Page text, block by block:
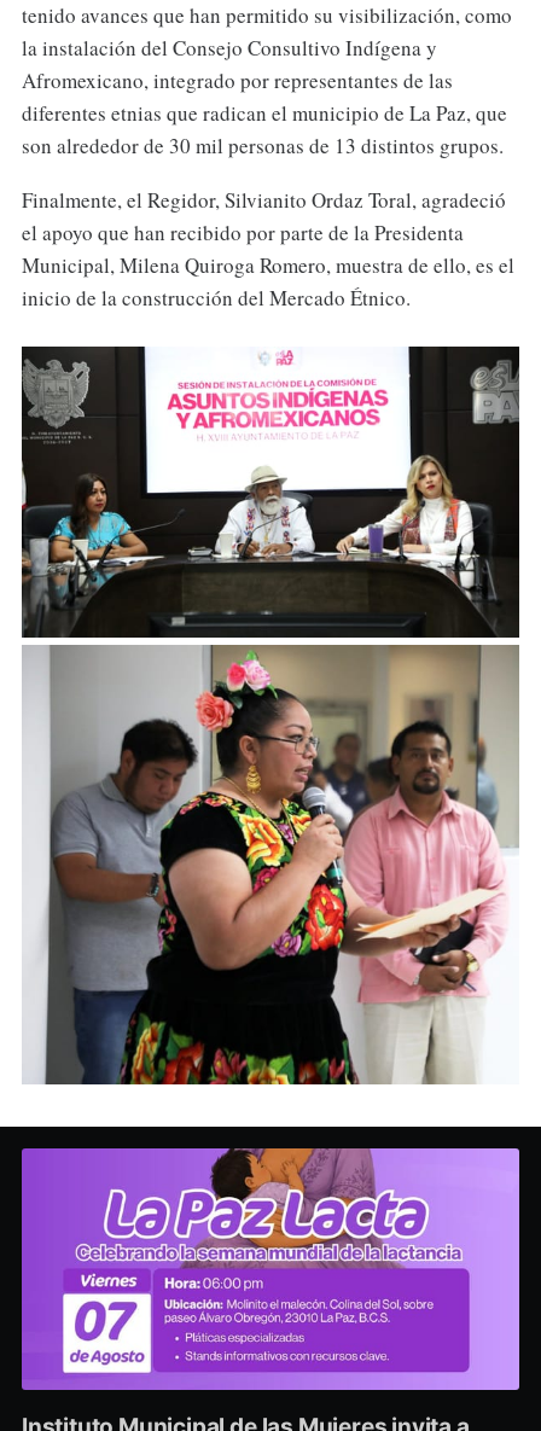
tenido avances que han permitido su visibilización, como
la instalación del Consejo Consultivo Indígena y
Afromexicano, integrado por representantes de las
diferentes etnias que radican el municipio de La Paz, que
son alrededor de 30 mil personas de 13 distintos grupos.
Finalmente, el Regidor, Silvianito Ordaz Toral, agradeció
el apoyo que han recibido por parte de la Presidenta
Municipal, Milena Quiroga Romero, muestra de ello, es el
inicio de la construcción del Mercado Étnico.